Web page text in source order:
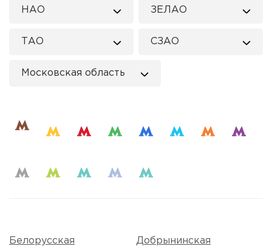
НАО ЗЕЛАО
ТАО СЗАО
Московская область
Белорусская Добрынинская